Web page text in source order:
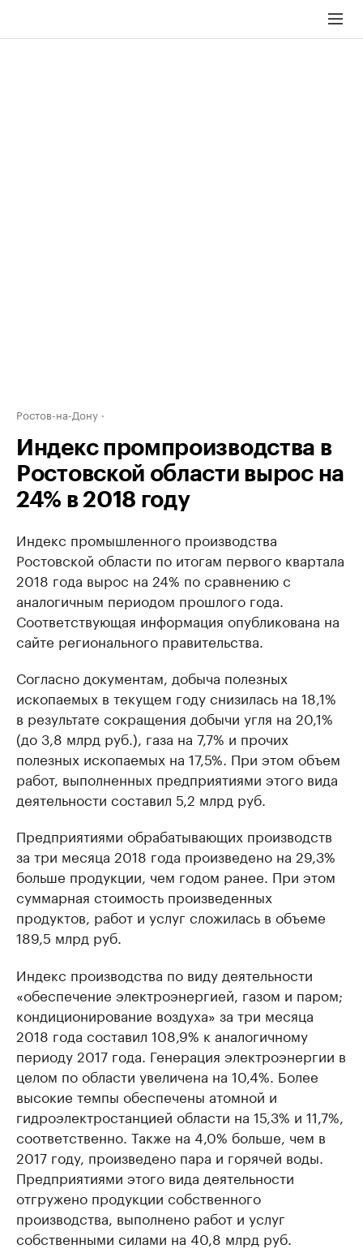
Ростов-на-Дону
Индекс промпроизводства в
Ростовской области вырос на
24% в 2018 году
Индекс промышленного производства
Ростовской области по итогам первого квартала
2018 года вырос на 24% по сравнению с
аналогичным периодом прошлого года.
Соответствующая информация опубликована на
сайте регионального правительства.
Согласно документам, добыча полезных
ископаемых в текущем году снизилась на 18,1%
в результате сокращения добычи угля на 20,1%
(до 3,8 млрд руб.), газа на 7,7% и прочих
полезных ископаемых на 17,5%. При этом объем
работ, выполненных предприятиями этого вида
деятельности составил 5,2 млрд руб.
Предприятиями обрабатывающих производств
за три месяца 2018 года произведено на 29,3%
больше продукции, чем годом ранее. При этом
суммарная стоимость произведенных
продуктов, работ и услуг сложилась в объеме
189,5 млрд руб.
Индекс производства по виду деятельности
«обеспечение электроэнергией, газом и паром;
кондиционирование воздуха» за три месяца
2018 года составил 108,9% к аналогичному
периоду 2017 года. Генерация электроэнергии в
целом по области увеличена на 10,4%. Более
высокие темпы обеспечены атомной и
гидроэлектростанцией области на 15,3% и 11,7%,
соответственно. Также на 4,0% больше, чем в
2017 году, произведено пара и горячей воды.
Предприятиями этого вида деятельности
отгружено продукции собственного
производства, выполнено работ и услуг
собственными силами на 40,8 млрд руб.